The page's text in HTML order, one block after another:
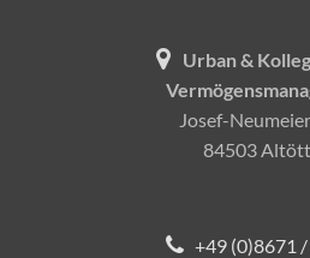
Urban &
Josef-
84503
+49 (0)8671